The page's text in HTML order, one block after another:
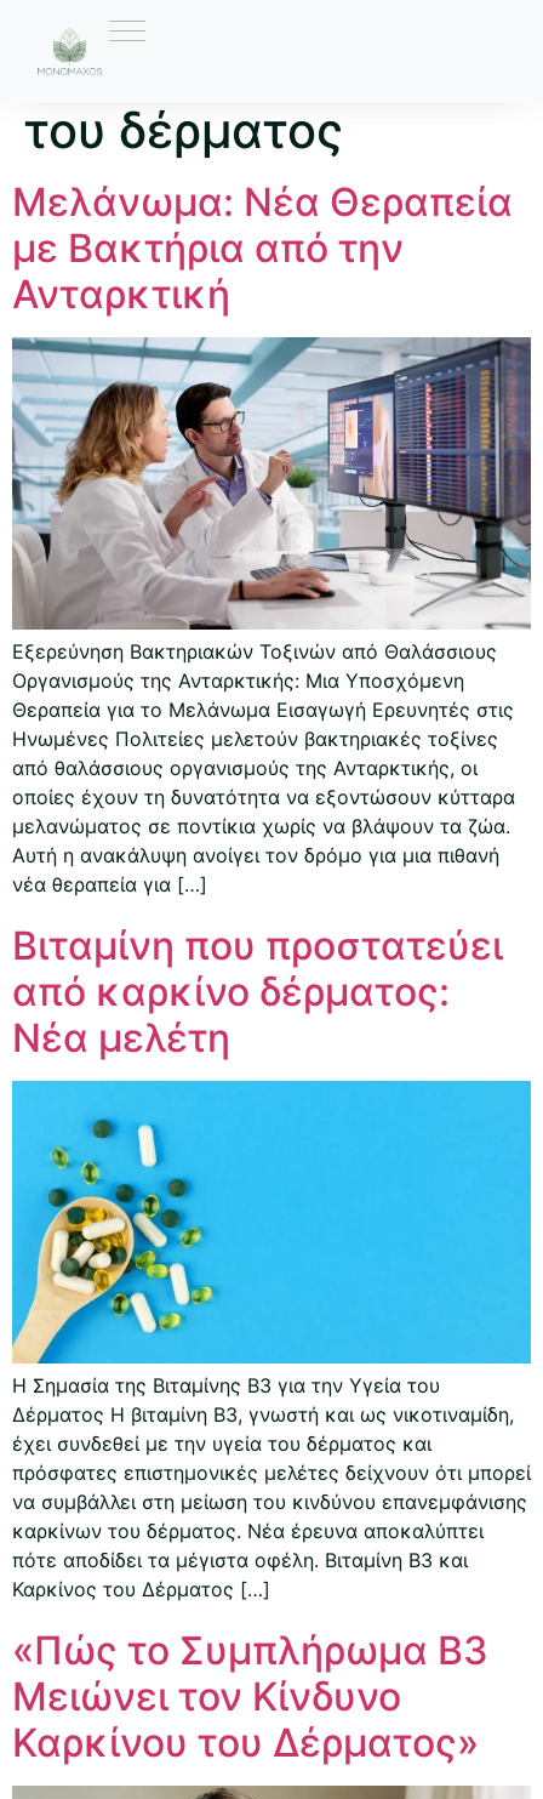
Ετικέτα:
του δέρματος
Μελάνωμα: Νέα Θεραπεία
με Βακτήρια από την
Ανταρκτική
Εξερεύνηση Βακτηριακών Τοξινών από Θαλάσσιους
Οργανισμούς της Ανταρκτικής: Μια Υποσχόμενη
Θεραπεία για το Μελάνωμα Εισαγωγή Ερευνητές στις
Ηνωμένες Πολιτείες μελετούν βακτηριακές τοξίνες
από θαλάσσιους οργανισμούς της Ανταρκτικής, οι
οποίες έχουν τη δυνατότητα να εξοντώσουν κύτταρα
μελανώματος σε ποντίκια χωρίς να βλάψουν τα ζώα.
Αυτή η ανακάλυψη ανοίγει τον δρόμο για μια πιθανή
νέα θεραπεία για […]
Βιταμίνη που προστατεύει
από καρκίνο δέρματος:
Νέα μελέτη
Η Σημασία της Βιταμίνης Β3 για την Υγεία του
Δέρματος Η βιταμίνη Β3, γνωστή και ως νικοτιναμίδη,
έχει συνδεθεί με την υγεία του δέρματος και
πρόσφατες επιστημονικές μελέτες δείχνουν ότι μπορεί
να συμβάλλει στη μείωση του κινδύνου επανεμφάνισης
καρκίνων του δέρματος. Νέα έρευνα αποκαλύπτει
πότε αποδίδει τα μέγιστα οφέλη. Βιταμίνη Β3 και
Καρκίνος του Δέρματος […]
«Πώς το Συμπλήρωμα Β3
Μειώνει τον Κίνδυνο
Καρκίνου του Δέρματος»